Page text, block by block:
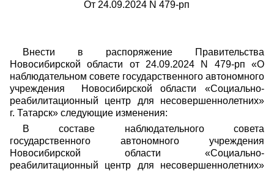
От 24.09.2024 N 479-рп
Внести в распоряжение Правительства
Новосибирской области от 24.09.2024 N 479-рп «О
наблюдательном совете государственного автономного
учреждения Новосибирской области «Социально-
реабилитационный центр для несовершеннолетних»
г. Татарск» следующие изменения:
В составе наблюдательного совета
государственного автономного учреждения
Новосибирской области «Социально-
реабилитационный центр для несовершеннолетних»